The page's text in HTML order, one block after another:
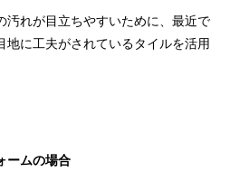
汚れが目立ちやすいために、最近で
地に工夫がされているタイルを活用
ームの場合